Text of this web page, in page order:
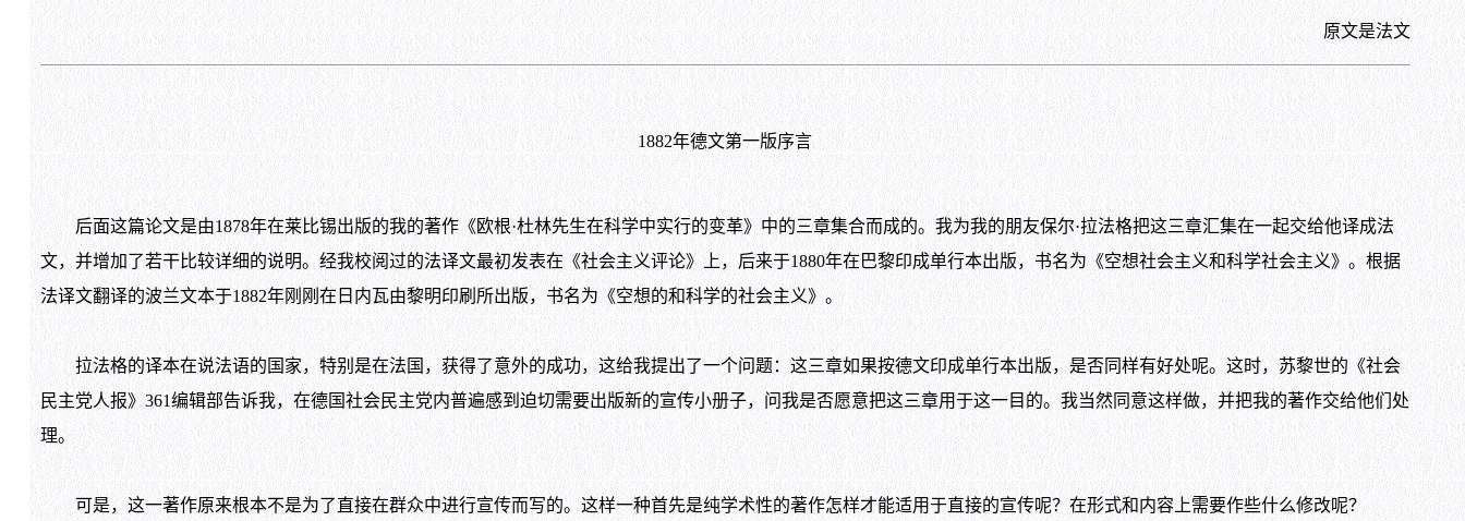
原文是法文
1882年德文第一版序言
后面这篇论文是由1878年在莱比锡出版的我的著作《欧根·杜林先生在科学中实行的变革》中的三章集合而成的。我为我的朋友保尔·拉法格把这三章汇集在一起交给他译成法
文，并增加了若干比较详细的说明。经我校阅过的法译文最初发表在《社会主义评论》上，后来于1880年在巴黎印成单行本出版，书名为《空想社会主义和科学社会主义》。根据
法译文翻译的波兰文本于1882年刚刚在日内瓦由黎明印刷所出版，书名为《空想的和科学的社会主义》。
拉法格的译本在说法语的国家，特别是在法国，获得了意外的成功，这给我提出了一个问题：这三章如果按德文印成单行本出版，是否同样有好处呢。这时，苏黎世的《社会
民主党人报》 361编辑部告诉我，在德国社会民主党内普遍感到迫切需要出版新的宣传小册子，问我是否愿意把这三章用于这一目的。我当然同意这样做，并把我的著作交给他们处
理。
可是，这一著作原来根本不是为了直接在群众中进行宣传而写的。这样一种首先是纯学术性的著作怎样才能适用于直接的宣传呢？在形式和内容上需要作些什么修改呢？